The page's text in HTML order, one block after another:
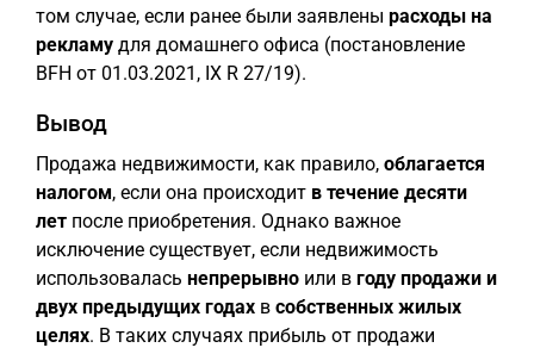
том случае, если ранее были заявлены расходы на
рекламу для домашнего офиса (постановление
BFH от 01.03.2021, IX R 27/19).
Вывод
Продажа недвижимости, как правило, облагается
налогом, если она происходит в течение десяти
лет после приобретения. Однако важное
исключение существует, если недвижимость
использовалась непрерывно или в году продажи и
двух предыдущих годах в собственных жилых
целях. В таких случаях прибыль от продажи